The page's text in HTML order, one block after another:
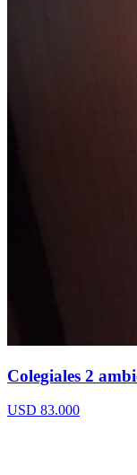
Colegiales 2
USD 83.000